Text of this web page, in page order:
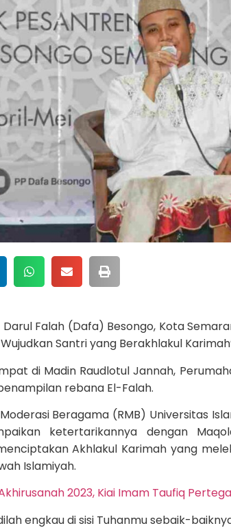
Falah (Dafa) Besongo, Kota
Santri yang Berakhlakul
di Madin Raudlotul Jannah,
rebana El-Falah.
Beragama (RMB) Universitas
ketertarikannya dengan
Akhlakul Karimah yang
Islamiyah.
2023, Kiai Imam Taufiq
engkau di sisi Tuhanmu sebaik-